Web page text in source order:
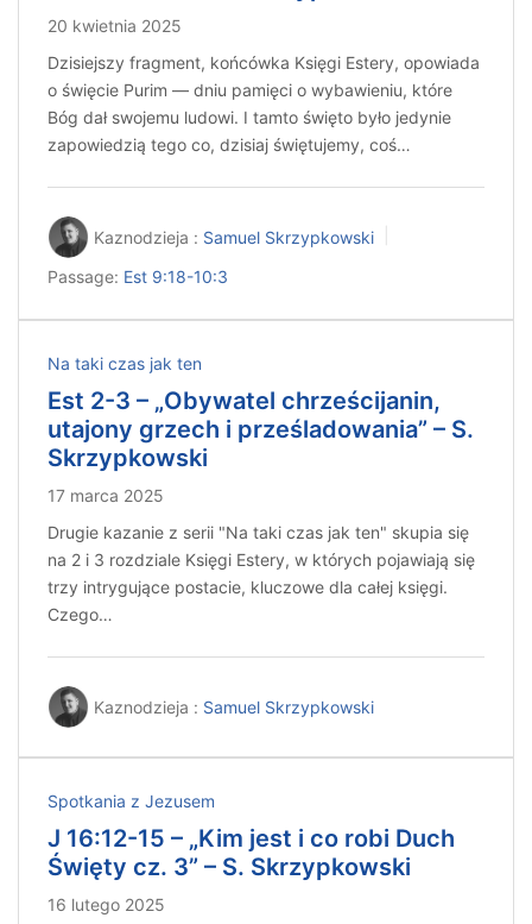
20 kwietnia 2025
Dzisiejszy fragment, końcówka Księgi Estery, opowiada
o święcie Purim — dniu pamięci o wybawieniu, które
Bóg dał swojemu ludowi. I tamto święto było jedynie
zapowiedzią tego co, dzisiaj świętujemy, coś…
Kaznodzieja : Samuel Skrzypkowski
Passage: Est 9:18-10:3
Na taki czas jak ten
Est 2-3 – „Obywatel chrześcijanin,
utajony grzech i prześladowania” – S.
Skrzypkowski
17 marca 2025
Drugie kazanie z serii "Na taki czas jak ten" skupia się
na 2 i 3 rozdziale Księgi Estery, w których pojawiają się
trzy intrygujące postacie, kluczowe dla całej księgi.
Czego…
Kaznodzieja : Samuel Skrzypkowski
Spotkania z Jezusem
J 16:12-15 – „Kim jest i co robi Duch
Święty cz. 3” – S. Skrzypkowski
16 lutego 2025